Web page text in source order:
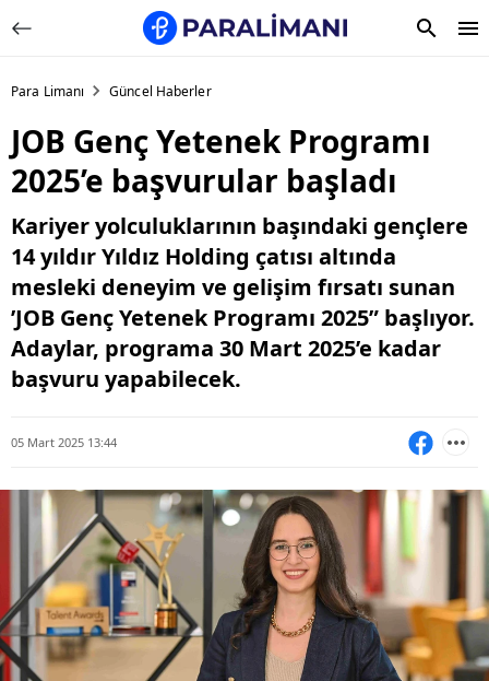
Para Limanı Güncel Haberler
JOB Genç Yetenek Programı
2025’e başvurular başladı
Kariyer yolculuklarının başındaki gençlere
14 yıldır Yıldız Holding çatısı altında
mesleki deneyim ve gelişim fırsatı sunan
’JOB Genç Yetenek Programı 2025” başlıyor.
Adaylar, programa 30 Mart 2025’e kadar
başvuru yapabilecek.
05 Mart 2025 13:44